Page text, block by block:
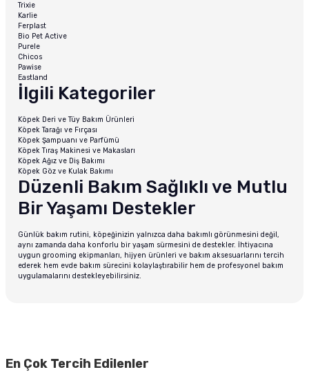
Trixie
Karlie
Ferplast
Bio Pet Active
Purele
Chicos
Pawise
Eastland
İlgili Kategoriler
Köpek Deri ve Tüy Bakım Ürünleri
Köpek Tarağı ve Fırçası
Köpek Şampuanı ve Parfümü
Köpek Tıraş Makinesi ve Makasları
Köpek Ağız ve Diş Bakımı
Köpek Göz ve Kulak Bakımı
Düzenli Bakım Sağlıklı ve Mutlu
Bir Yaşamı Destekler
Günlük bakım rutini, köpeğinizin yalnızca daha bakımlı görünmesini değil,
aynı zamanda daha konforlu bir yaşam sürmesini de destekler. İhtiyacına
uygun grooming ekipmanları, hijyen ürünleri ve bakım aksesuarlarını tercih
ederek hem evde bakım sürecini kolaylaştırabilir hem de profesyonel bakım
uygulamalarını destekleyebilirsiniz.
En Çok Tercih Edilenler